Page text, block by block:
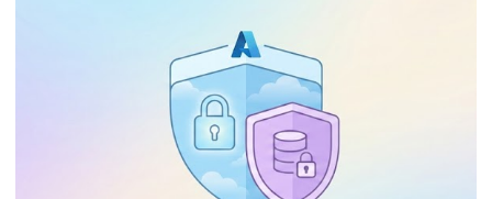
SQL Server 2025 - Finalmente tenemos
expresión regular (regex) nativa
30 de diciembre de 2025 29 min de lectura